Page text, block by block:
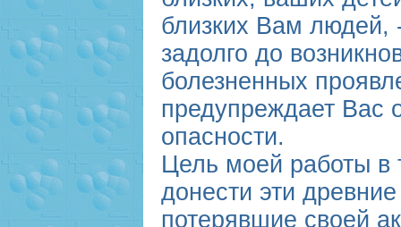
близких Вам людей,
задолго до
болезненных
предупреждает Вас
опасности.
Цель моей работы в
донести эти
потерявшие своей